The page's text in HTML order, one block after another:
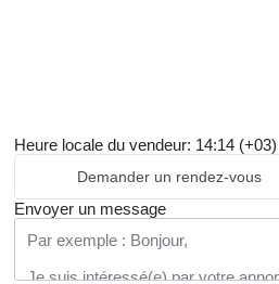
Heure locale du vendeur: 14:14 (+03)
Demander un rendez-vous
Envoyer un message